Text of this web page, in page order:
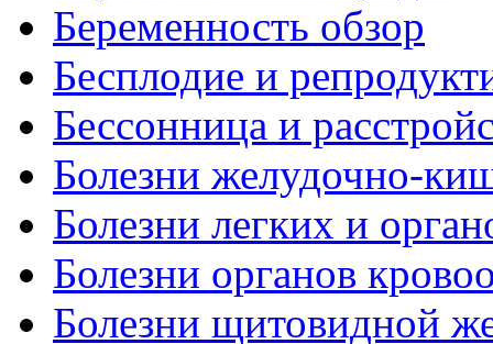
Беременность обзор
Бесплодие и
Бессонница и
Болезни желудочно-
Болезни легких и
Болезни органов
Болезни щитовидной